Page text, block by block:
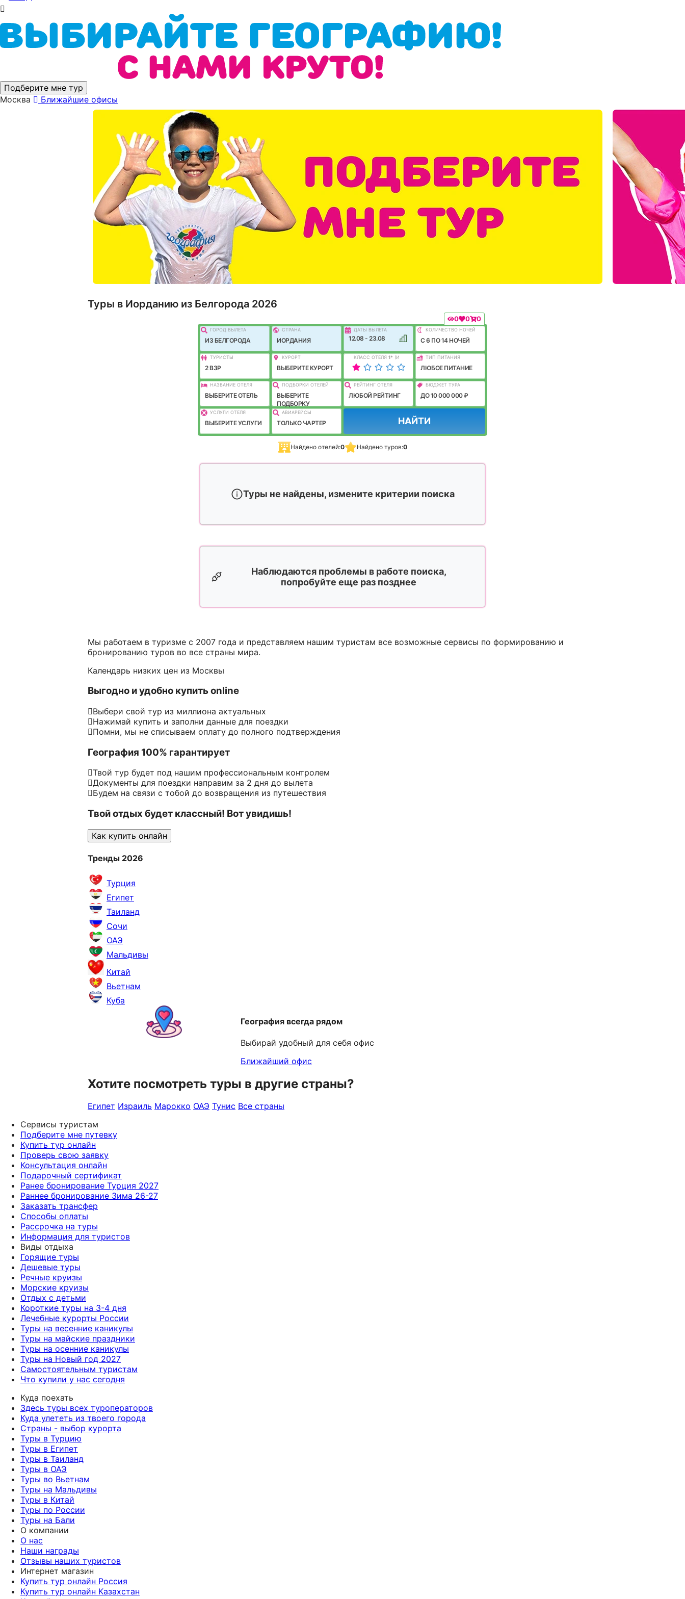
Подберите мне тур
Москва
Ближайшие офисы
Туры в Иорданию из Белгорода 2026
0 0 0
ГОРОД ВЫЛEТА
ИЗ БЕЛГОРОДА
СТРАНА
ИОРДАНИЯ
ДАТЫ ВЫЛЕТА
12.08 - 23.08
КОЛИЧЕСТВО НОЧЕЙ
C 6 ПО 14 НОЧЕЙ
ТУРИСТЫ
2 ВЗР
КУРОРТ
ВЫБЕРИТЕ КУРОРТ
КЛАСС ОТЕЛЯ 1* (И
ЛУЧШЕ)
ТИП ПИТАНИЯ
ЛЮБОЕ ПИТАНИЕ
НАЗВАНИЕ ОТЕЛЯ
ВЫБЕРИТЕ ОТЕЛЬ
ПОДБОРКИ ОТЕЛЕЙ
ВЫБЕРИТЕ
ПОДБОРКУ
РЕЙТИНГ ОТЕЛЯ
ЛЮБОЙ РЕЙТИНГ
БЮДЖЕТ ТУРА
ДО 10 000 000 ₽
УСЛУГИ ОТЕЛЯ
ВЫБЕРИТЕ УСЛУГИ
АВИАРЕЙСЫ
ТОЛЬКО ЧАРТЕР НАЙТИ
Найдено отелей:0 Найдено туров:0
Туры не найдены, измените критерии поиска
Наблюдаются проблемы в работе поиска,
попробуйте еще раз позднее
Мы работаем в туризме с 2007 года и представляем нашим туристам все возможные сервисы по формированию и
бронированию туров во все страны мира.
Календарь низких цен из Москвы
Выгодно и удобно купить online
Выбери свой тур из миллиона актуальных
Нажимай купить и заполни данные для поездки
Помни, мы не списываем оплату до полного подтверждения
География 100% гарантирует
Твой тур будет под нашим профессиональным контролем
Документы для поездки направим за 2 дня до вылета
Будем на связи с тобой до возвращения из путешествия
Твой отдых будет классный! Вот увидишь!
Как купить онлайн
Тренды 2026
Турция
Египет
Таиланд
Сочи
ОАЭ
Мальдивы
Китай
Вьетнам
Куба
География всегда рядом
Выбирай удобный для себя офис
Ближайший офис
Хотите посмотреть туры в другие страны?
Египет Израиль Марокко ОАЭ Тунис Все страны
Сервисы туристам
Подберите мне путевку
Купить тур онлайн
Проверь свою заявку
Консультация онлайн
Подарочный сертификат
Ранее бронирование Турция 2027
Раннее бронирование Зима 26-27
Заказать трансфер
Способы оплаты
Рассрочка на туры
Информация для туристов
Виды отдыха
Горящие туры
Дешевые туры
Речные круизы
Морские круизы
Отдых с детьми
Короткие туры на 3-4 дня
Лечебные курорты России
Туры на весенние каникулы
Туры на майские праздники
Туры на осенние каникулы
Туры на Новый год 2027
Самостоятельным туристам
Что купили у нас сегодня
Куда поехать
Здесь туры всех туроператоров
Куда улететь из твоего города
Страны - выбор курорта
Туры в Турцию
Туры в Египет
Туры в Таиланд
Туры в ОАЭ
Туры во Вьетнам
Туры на Мальдивы
Туры в Китай
Туры по России
Туры на Бали
О компании
О нас
Наши награды
Отзывы наших туристов
Интернет магазин
Купить тур онлайн Россия
Купить тур онлайн Казахстан